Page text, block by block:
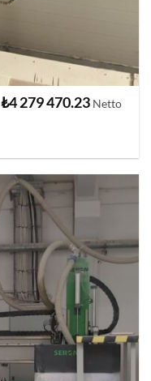
₺4 279 470.23 Netto